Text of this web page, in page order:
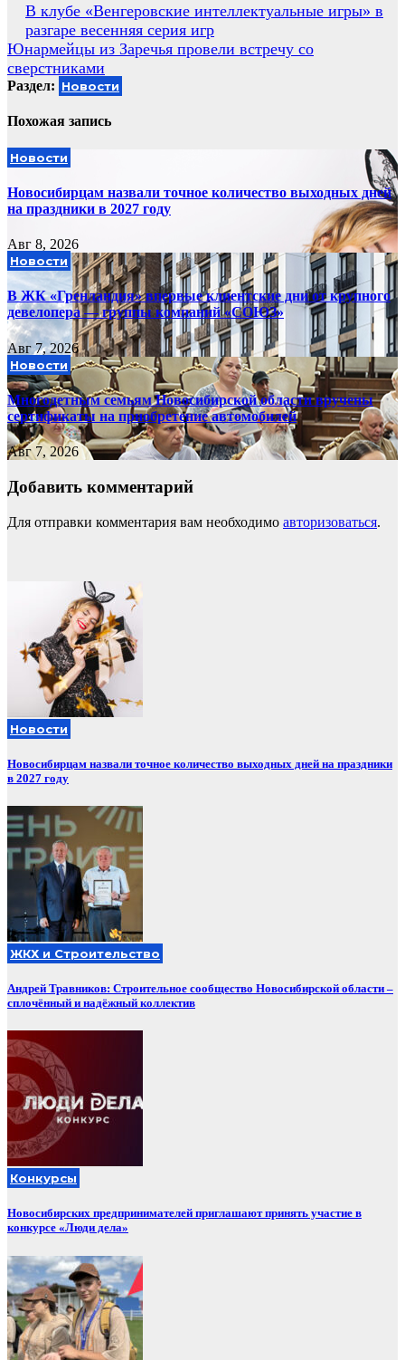
Навигация
по
записям
В клубе «Венгеровские интеллектуальные игры» в
разгаре весенняя серия игр
Юнармейцы из Заречья провели встречу со
сверстниками
Раздел: Новости
Похожая запись
Новости
Новосибирцам назвали точное количество выходных дней
на праздники в 2027 году
Авг 8, 2026
Новости
В ЖК «Гренландия» впервые клиентские дни от крупного
девелопера — группы компаний «СОЮЗ»
Авг 7, 2026
Новости
Многодетным семьям Новосибирской области вручены
сертификаты на приобретение автомобилей
Авг 7, 2026
Добавить комментарий
Для отправки комментария вам необходимо авторизоваться.
Новости
Новосибирцам назвали точное количество выходных дней на праздники
в 2027 году
ЖКХ и Строительство
Андрей Травников: Строительное сообщество Новосибирской области –
сплочённый и надёжный коллектив
Конкурсы
Новосибирских предпринимателей приглашают принять участие в
конкурсе «Люди дела»